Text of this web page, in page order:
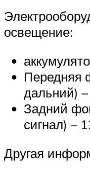
освещение:
Передняя
дальний)
Задний
сигнал) –
Другая